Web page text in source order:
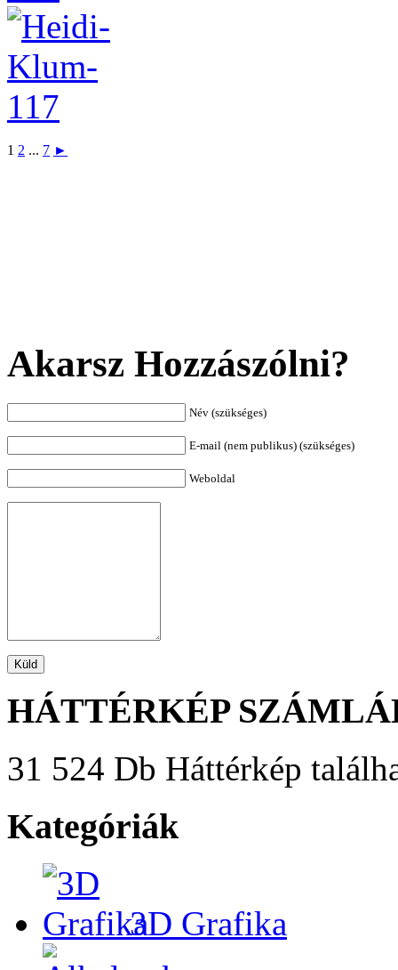
1 2 ... 7 ►
Akarsz Hozzászólni?
Név (szükséges)
E-mail (nem publikus) (szükséges)
Weboldal
HÁTTÉRKÉP
31 524 Db Háttérkép
Kategóriák
3D Grafika